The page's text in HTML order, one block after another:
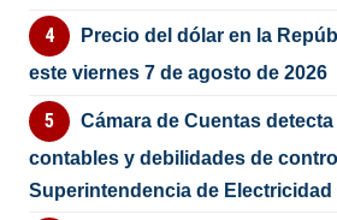
Precio del dólar en la
este viernes 7 de agosto de 2026
Cámara de Cuentas
contables y debilidades de
Superintendencia de Electricidad